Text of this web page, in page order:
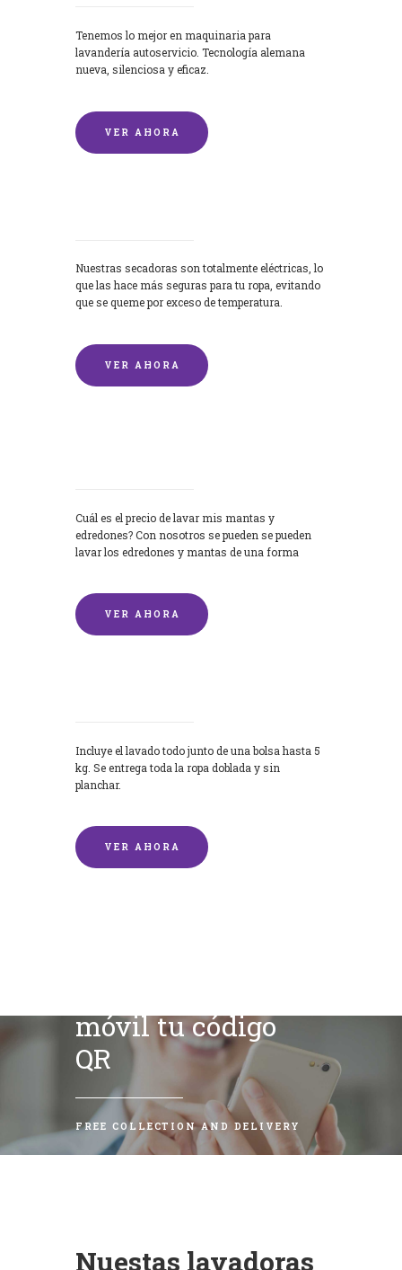
Tenemos lo mejor en maquinaria para
lavandería autoservicio. Tecnología alemana
nueva, silenciosa y eficaz.
VER AHORA
Nuestras secadoras son totalmente eléctricas, lo
que las hace más seguras para tu ropa, evitando
que se queme por exceso de temperatura.
VER AHORA
Cuál es el precio de lavar mis mantas y
edredones? Con nosotros se pueden se pueden
lavar los edredones y mantas de una forma
VER AHORA
Incluye el lavado todo junto de una bolsa hasta 5
kg. Se entrega toda la ropa doblada y sin
planchar.
VER AHORA
móvil tu código
QR
FREE COLLECTION AND DELIVERY
Nuestas lavadoras